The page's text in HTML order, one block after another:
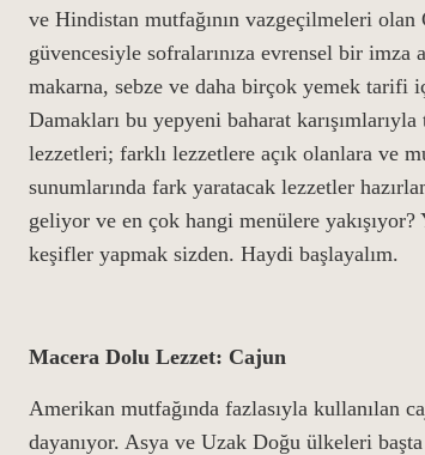
ve Hindistan mutfağının vazgeçilmeleri
güvencesiyle sofralarınıza evrensel bir
makarna, sebze ve daha birçok yemek tarifi
Damakları bu yepyeni baharat
lezzetleri; farklı lezzetlere açık olanlara ve
sunumlarında fark yaratacak lezzetler
geliyor ve en çok hangi menülere
keşifler yapmak sizden. Haydi başlayalım.
Macera Dolu Lezzet: Cajun
Amerikan mutfağında fazlasıyla kullanılan
dayanıyor. Asya ve Uzak Doğu ülkeleri